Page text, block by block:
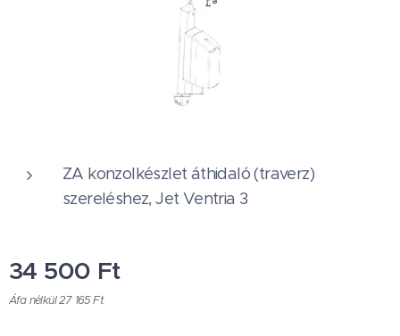
ZA konzolkészlet áthidaló (traverz)
szereléshez, Jet Ventria 3
34 500 Ft
Áfa nélkül 27 165 Ft